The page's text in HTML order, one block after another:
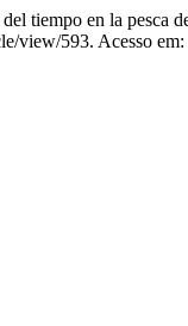
tiempo en la pesca
view/593. Acesso